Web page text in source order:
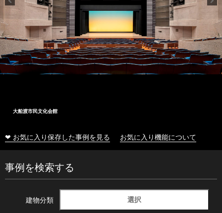
大船渡市民文化会館
❤ お気に入り保存した事例を見る お気に入り機能について
事例を検索する
建物分類 選択